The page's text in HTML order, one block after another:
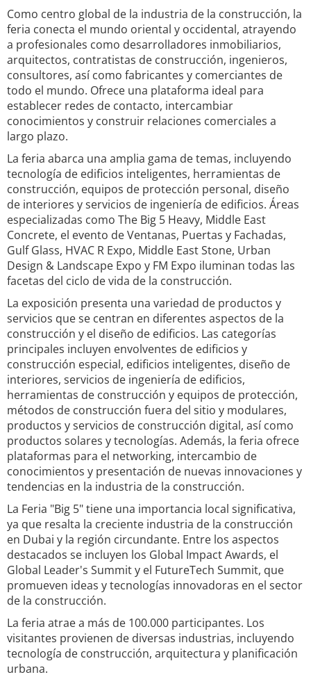
Como centro global de la industria de la construcción, la
feria conecta el mundo oriental y occidental, atrayendo
a profesionales como desarrolladores inmobiliarios,
arquitectos, contratistas de construcción, ingenieros,
consultores, así como fabricantes y comerciantes de
todo el mundo. Ofrece una plataforma ideal para
establecer redes de contacto, intercambiar
conocimientos y construir relaciones comerciales a
largo plazo.
La feria abarca una amplia gama de temas, incluyendo
tecnología de edificios inteligentes, herramientas de
construcción, equipos de protección personal, diseño
de interiores y servicios de ingeniería de edificios. Áreas
especializadas como The Big 5 Heavy, Middle East
Concrete, el evento de Ventanas, Puertas y Fachadas,
Gulf Glass, HVAC R Expo, Middle East Stone, Urban
Design & Landscape Expo y FM Expo iluminan todas las
facetas del ciclo de vida de la construcción.
La exposición presenta una variedad de productos y
servicios que se centran en diferentes aspectos de la
construcción y el diseño de edificios. Las categorías
principales incluyen envolventes de edificios y
construcción especial, edificios inteligentes, diseño de
interiores, servicios de ingeniería de edificios,
herramientas de construcción y equipos de protección,
métodos de construcción fuera del sitio y modulares,
productos y servicios de construcción digital, así como
productos solares y tecnologías. Además, la feria ofrece
plataformas para el networking, intercambio de
conocimientos y presentación de nuevas innovaciones y
tendencias en la industria de la construcción.
La Feria "Big 5" tiene una importancia local significativa,
ya que resalta la creciente industria de la construcción
en Dubai y la región circundante. Entre los aspectos
destacados se incluyen los Global Impact Awards, el
Global Leader's Summit y el FutureTech Summit, que
promueven ideas y tecnologías innovadoras en el sector
de la construcción.
La feria atrae a más de 100.000 participantes. Los
visitantes provienen de diversas industrias, incluyendo
tecnología de construcción, arquitectura y planificación
urbana.